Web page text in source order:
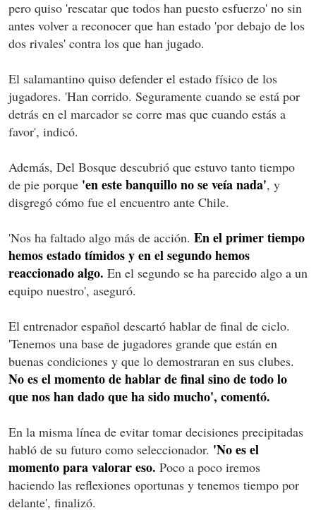
pero quiso 'rescatar que todos han puesto esfuerzo' no sin
antes volver a reconocer que han estado 'por debajo de los
dos rivales' contra los que han jugado.
El salamantino quiso defender el estado físico de los
jugadores. 'Han corrido. Seguramente cuando se está por
detrás en el marcador se corre mas que cuando estás a
favor', indicó.
Además, Del Bosque descubrió que estuvo tanto tiempo
de pie porque 'en este banquillo no se veía nada', y
disgregó cómo fue el encuentro ante Chile.
'Nos ha faltado algo más de acción. En el primer tiempo
hemos estado tímidos y en el segundo hemos
reaccionado algo. En el segundo se ha parecido algo a un
equipo nuestro', aseguró.
El entrenador español descartó hablar de final de ciclo.
'Tenemos una base de jugadores grande que están en
buenas condiciones y que lo demostraran en sus clubes.
No es el momento de hablar de final sino de todo lo
que nos han dado que ha sido mucho', comentó.
En la misma línea de evitar tomar decisiones precipitadas
habló de su futuro como seleccionador. 'No es el
momento para valorar eso. Poco a poco iremos
haciendo las reflexiones oportunas y tenemos tiempo por
delante', finalizó.